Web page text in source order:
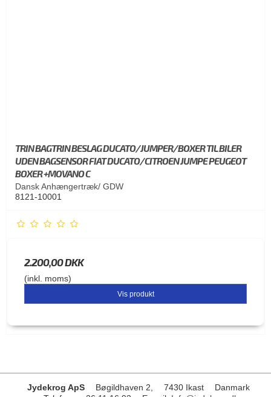
TRIN BAGTRIN BESLAG DUCATO/JUMPER/BOXER TIL BILER
UDEN BAGSENSOR FIAT DUCATO/CITROEN JUMPE PEUGEOT
BOXER +MOVANO C
Dansk Anhængertræk/ GDW
8121-10001
2.200,00 DKK
(inkl. moms)
Vis produkt
Jydekrog ApS Bøgildhaven 2, 7430 Ikast
Danmark